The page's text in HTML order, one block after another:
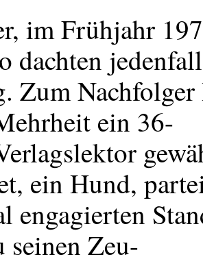
im Frühjahr
dachten
Zum
ein 36-
ein Hund,
engagierten
seinen Zeu-